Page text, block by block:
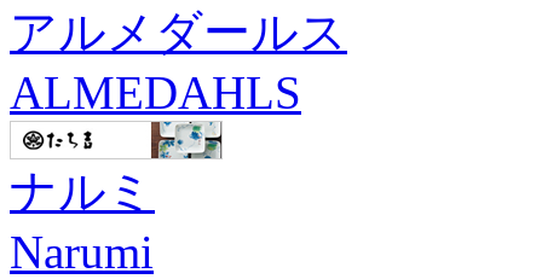
アルメダールス
ALMEDAHLS
ナルミ
Narumi